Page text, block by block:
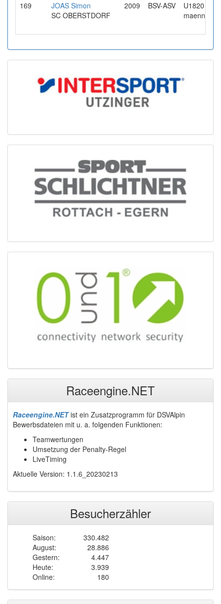
169
JOAS Simon
SC OBERSTDORF
2009 BSV-ASV
U1820 /
maennlich
Raceengine.NET
Raceengine.NETist ein Zusatzprogramm für DSVAlpin
Bewerbsdateien mit u. a. folgenden Funktionen:
Teamwertungen
Umsetzung der Penalty-Regel
LiveTiming
Aktuelle Version: 1.1.6_20230213
Besucherzähler
Saison:
330.482
August:
28.886
Gestern:
4.447
Heute:
3.939
Online:
180